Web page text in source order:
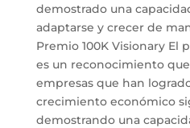
demostrado una
adaptarse y crecer de
Premio 100K Visionary El
es un reconocimiento
empresas que han
crecimiento económico
demostrando una